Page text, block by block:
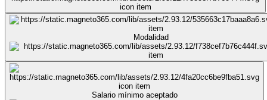
Modalidad
Salario mínimo aceptado